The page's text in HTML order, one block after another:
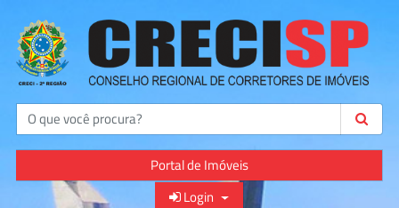
Buscar
Portal de Imóveis
Login